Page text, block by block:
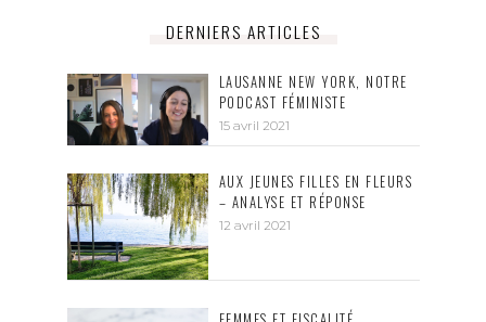
DERNIERS ARTICLES
LAUSANNE NEW YORK, NOTRE
PODCAST FÉMINISTE
15 avril 2021
AUX JEUNES FILLES EN FLEURS
– ANALYSE ET RÉPONSE
12 avril 2021